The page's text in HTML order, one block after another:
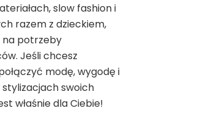
slow fashion i
razem z dzieckiem,
potrzeby
Jeśli chcesz
modę, wygodę i
swoich
właśnie dla Ciebie!